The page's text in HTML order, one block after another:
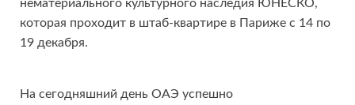
нематериального культурного наследия ЮНЕСКО,
которая проходит в штаб-квартире в Париже с 14 по
19 декабря.
На сегодняшний день ОАЭ успешно